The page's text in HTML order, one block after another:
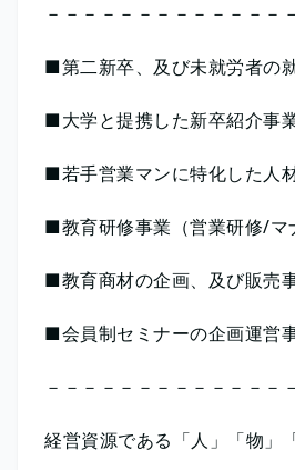
－－－－－－－－－－－－－
■第二新卒、及び未就労者の
■大学と提携した新卒紹介事
■若手営業マンに特化した人
■教育研修事業（営業研修/マ
■教育商材の企画、及び販売
■会員制セミナーの企画運営
－－－－－－－－－－－－－
経営資源である「人」「物」